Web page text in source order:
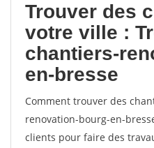
Trouver des
votre ville :
chantiers-
en-bresse
Comment trouver des
renovation-bourg-en-
clients pour faire des